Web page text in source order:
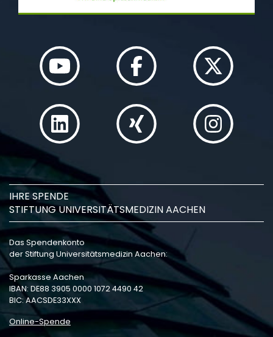
IHRE SPENDE
STIFTUNG UNIVERSITÄTSMEDIZIN AACHEN
Das Spendenkonto
der Stiftung Universitätsmedizin Aachen:
Sparkasse Aachen
IBAN: DE88 3905 0000 1072 4490 42
BIC: AACSDE33XXX
Online-Spende